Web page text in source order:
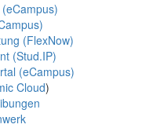
(FlexNow)
(Stud.IP)
(eCampus)
Cloud)